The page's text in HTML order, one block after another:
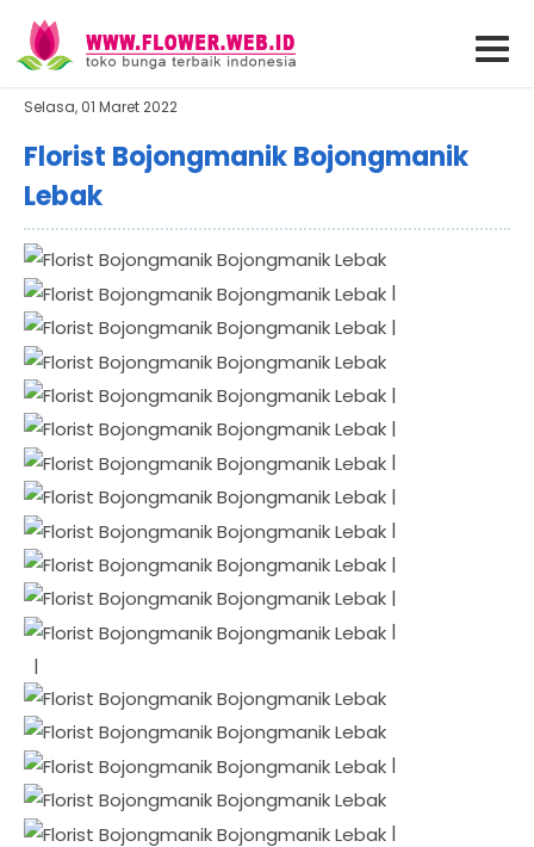
Selasa, 01 Maret 2022
Florist Bojongmanik Bojongmanik
Lebak
|
|
|
|
|
|
|
|
|
|
|
|
|